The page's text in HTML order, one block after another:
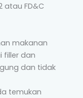
atau FD&C
makanan
filler dan
dan tidak
temukan